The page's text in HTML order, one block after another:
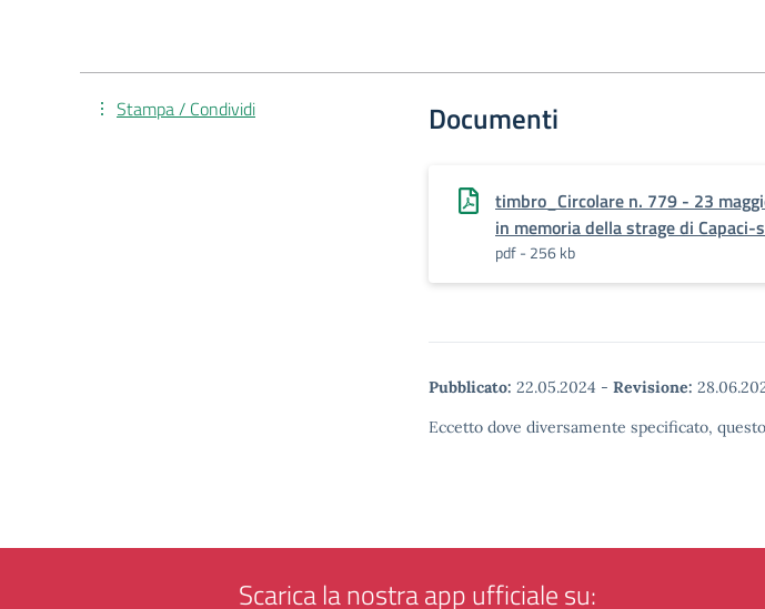
Documenti
timbro_Circolare n. 779 - 23
in memoria della strage di Capaci-
pdf - 256 kb
Pubblicato: 22.05.2024 - Revisione:
Eccetto dove diversamente specificato,
Stampa / Condividi
Scarica la nostra app ufficiale su: